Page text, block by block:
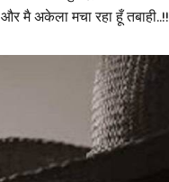
मै अकेला मचा रहा हूँ तबाही..!!